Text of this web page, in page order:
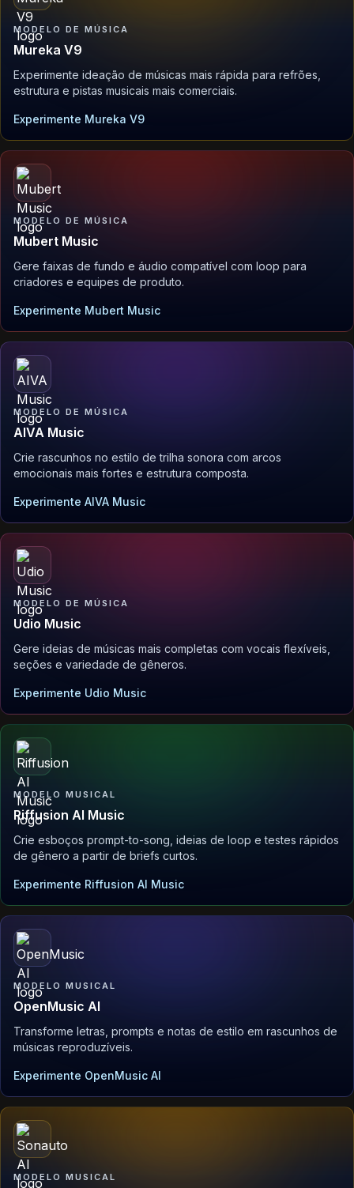
MODELO DE MÚSICA
Mureka V9
Experimente ideação de músicas mais rápida para refrões,
estrutura e pistas musicais mais comerciais.
Experimente Mureka V9
MODELO DE MÚSICA
Mubert Music
Gere faixas de fundo e áudio compatível com loop para
criadores e equipes de produto.
Experimente Mubert Music
MODELO DE MÚSICA
AIVA Music
Crie rascunhos no estilo de trilha sonora com arcos
emocionais mais fortes e estrutura composta.
Experimente AIVA Music
MODELO DE MÚSICA
Udio Music
Gere ideias de músicas mais completas com vocais flexíveis,
seções e variedade de gêneros.
Experimente Udio Music
MODELO MUSICAL
Riffusion AI Music
Crie esboços prompt-to-song, ideias de loop e testes rápidos
de gênero a partir de briefs curtos.
Experimente Riffusion AI Music
MODELO MUSICAL
OpenMusic AI
Transforme letras, prompts e notas de estilo em rascunhos de
músicas reproduzíveis.
Experimente OpenMusic AI
MODELO MUSICAL